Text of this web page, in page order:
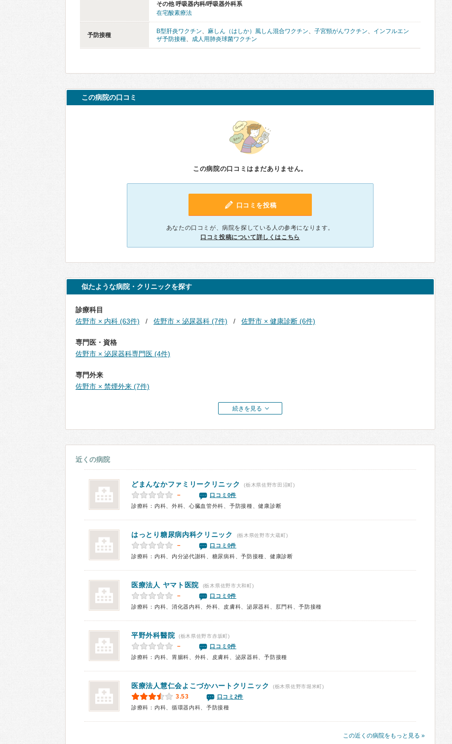
その他 呼吸器内科/呼吸器外科系
在宅酸素療法
予防接種
B型肝炎ワクチン、 麻しん（はしか）風しん混合ワクチン、 子宮頸がんワクチン、 インフルエン
ザ予防接種、 成人用肺炎球菌ワクチン
この病院の口コミ
この病院の口コミはまだありません。
口コミを投稿
あなたの口コミが、病院を探している人の参考になります。
口コミ投稿について詳しくはこちら
似たような病院・クリニックを探す
診療科目
佐野市 × 内科 (63件)
佐野市 × 泌尿器科 (7件) 佐野市 × 健康診断 (6件)
専門医・資格
佐野市 × 泌尿器科専門医 (4件)
専門外来
佐野市 × 禁煙外来 (7件)
続きを見る
近くの病院
どまんなかファミリークリニック (栃木県佐野市田沼町)
－
口コミ0件
診療科：内科、外科、心臓血管外科、予防接種、健康診断
はっとり糖尿病内科クリニック (栃木県佐野市大蔵町)
－
口コミ0件
診療科：内科、内分泌代謝科、糖尿病科、予防接種、健康診断
医療法人 ヤマト医院 (栃木県佐野市大和町)
－
口コミ0件
診療科：内科、消化器内科、外科、皮膚科、泌尿器科、肛門科、予防接種
平野外科醫院 (栃木県佐野市赤坂町)
－
口コミ0件
診療科：内科、胃腸科、外科、皮膚科、泌尿器科、予防接種
医療法人慧仁会よこづかハートクリニック (栃木県佐野市堀米町)
3.53
口コミ2件
診療科：内科、循環器内科、予防接種
この近くの病院をもっと見る »